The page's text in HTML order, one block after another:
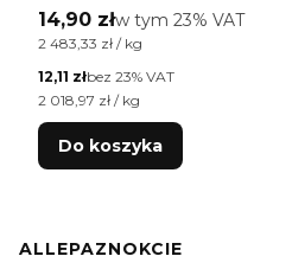
Cena brutto
14,90 złw tym %s VAT
w tym 23% VAT
Cena jednostkowa brutto
2 483,33 zł / kg
Cena netto
12,11 złbez 23% VAT
Cena jednostkowa netto
2 018,97 zł / kg
Do koszyka
Linki w stopce
ALLEPAZNOKCIE